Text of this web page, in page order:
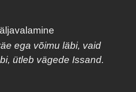
ega võimu läbi, vaid
ütleb vägede Issand.